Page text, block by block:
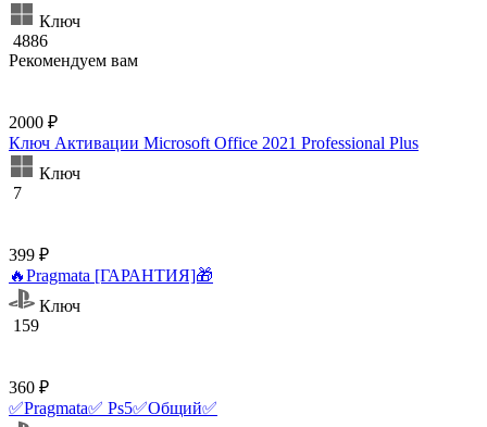
Ключ
4886
Рекомендуем вам
2000 ₽
Ключ Активации Microsoft Office 2021 Professional Plus
Ключ
7
399 ₽
🔥Pragmata [ГАРАНТИЯ]🎁
Ключ
159
360 ₽
✅Pragmata✅ Ps5✅Общий✅